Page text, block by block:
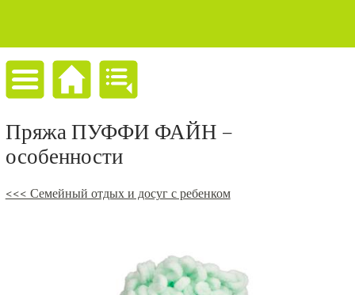
Пряжа ПУФФИ ФАЙН –
особенности
<<< Семейный отдых и досуг с ребенком